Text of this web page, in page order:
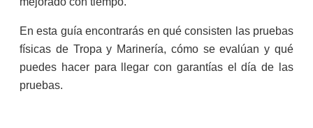
En esta guía encontrarás en qué consisten las pruebas
físicas de Tropa y Marinería, cómo se evalúan y qué
puedes hacer para llegar con garantías el día de las
pruebas.